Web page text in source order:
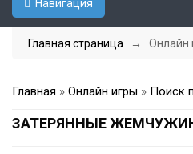
Навигация
Главная страница → Онлайн
Главная » Онлайн игры » Поиск
ЗАТЕРЯННЫЕ